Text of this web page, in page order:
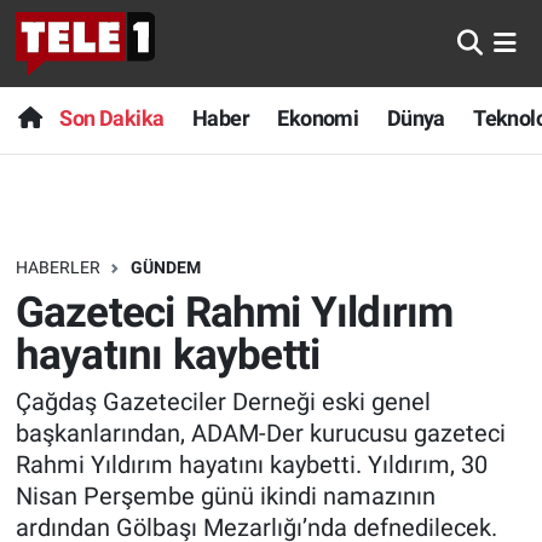
Son Dakika Haber Ekonomi Dünya
HABERLER GÜNDEM
Gazeteci Rahmi Yıldırım
hayatını kaybetti
Çağdaş Gazeteciler Derneği eski genel
başkanlarından, ADAM-Der kurucusu gazeteci
Rahmi Yıldırım hayatını kaybetti. Yıldırım, 30
Nisan Perşembe günü ikindi namazının
ardından Gölbaşı Mezarlığı’nda defnedilecek.
Anında Manşet
Başka Sohbetler
Bilim turu
Bilim ve Teknoloji Evreni
Doğa Konuşuyor
Dünya
Ege Saati
Son Dakika
Haber
Dünya
Teknoloji
Sağlık
Spor
Yayın Akışı
Nöbetçi Eczaneler
Hava Durumu
Trafik Durumu
Süper Lig Puan Durumu ve Fikstür
Tüm Manşetler
Son Dakika Haberleri
Haber Arşivi